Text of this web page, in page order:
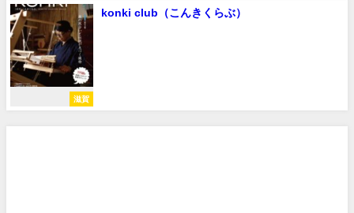
滋賀
konki club（こんきくらぶ）